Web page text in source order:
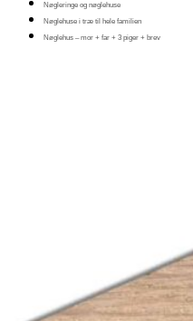
Nøgleringe og nøglehuse
Nøglehuse i træ til hele familien
Nøglehus – mor + far + 3 piger + brev